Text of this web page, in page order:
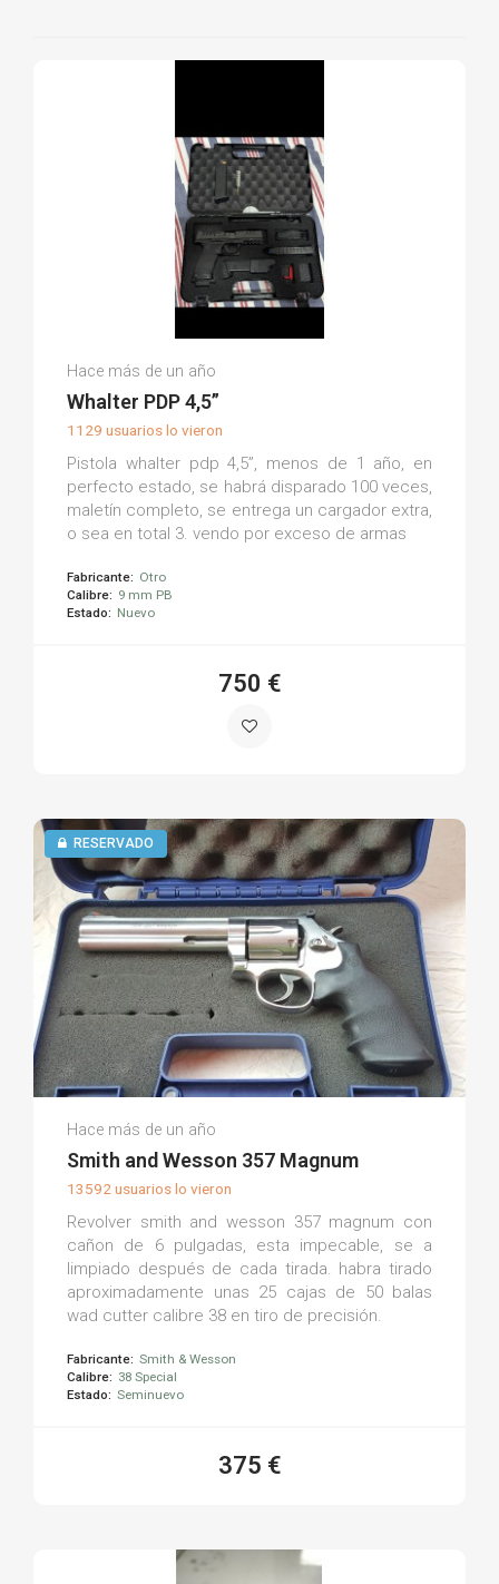
Antonio S.
(0)
Hace más de un año
Whalter PDP 4,5”
1129 usuarios lo vieron
Pistola whalter pdp 4,5”, menos de 1 año, en
perfecto estado, se habrá disparado 100 veces,
maletín completo, se entrega un cargador extra,
o sea en total 3. vendo por exceso de armas
Fabricante: Otro
Calibre: 9 mm PB
Estado: Nuevo
750 €
RESERVADO
Valentin R.
Hace más de un año
Smith and Wesson 357 Magnum
13592 usuarios lo vieron
Revolver smith and wesson 357 magnum con
cañon de 6 pulgadas, esta impecable, se a
limpiado después de cada tirada. habra tirado
aproximadamente unas 25 cajas de 50 balas
wad cutter calibre 38 en tiro de precisión.
Fabricante: Smith & Wesson
Calibre: 38 Special
Estado: Seminuevo
375 €